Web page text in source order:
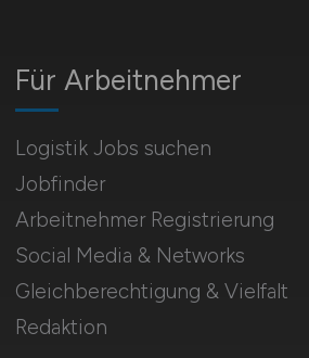
Für Arbeitnehmer
Logistik Jobs suchen
Jobfinder
Arbeitnehmer Registrierung
Social Media & Networks
Gleichberechtigung & Vielfalt
Redaktion